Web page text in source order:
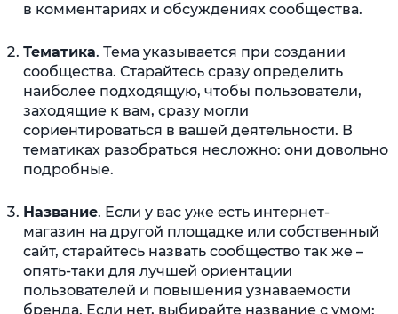
в комментариях и обсуждениях сообщества.
Тематика. Тема указывается при создании
сообщества. Старайтесь сразу определить
наиболее подходящую, чтобы пользователи,
заходящие к вам, сразу могли
сориентироваться в вашей деятельности. В
тематиках разобраться несложно: они довольно
подробные.
Название. Если у вас уже есть интернет-
магазин на другой площадке или собственный
сайт, старайтесь назвать сообщество так же –
опять-таки для лучшей ориентации
пользователей и повышения узнаваемости
бренда. Если нет, выбирайте название с умом: